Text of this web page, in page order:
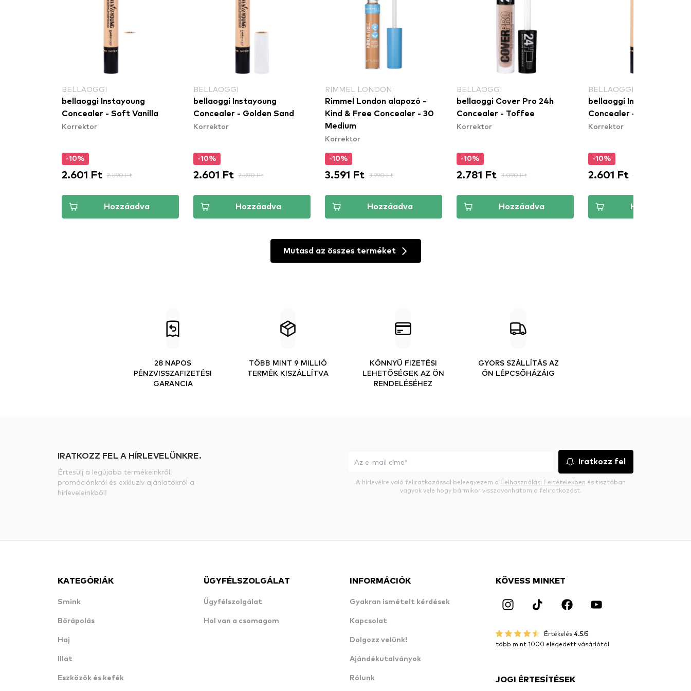
BELLAOGGI
bellaoggi Instayoung
Concealer - Soft Vanilla
Korrektor
-10%
2.601 Ft 2.890 Ft
Hozzáadva
BELLAOGGI
bellaoggi Instayoung
Concealer - Golden Sand
Korrektor
-10%
2.601 Ft 2.890 Ft
Hozzáadva
RIMMEL LONDON
Rimmel London alapozó -
Kind & Free Concealer - 30
Medium
Korrektor
-10%
3.591 Ft 3.990 Ft
Hozzáadva
BELLAOGGI
bellaoggi Cover Pro 24h
Concealer - Toffee
Korrektor
-10%
2.781 Ft 3.090 Ft
Hozzáadva
BELLAOGGI
bellaoggi Instayoung
Concealer - Romantic
Korrektor
-10%
2.601 Ft 2.890 Ft
Hozzáadva
Mutasd az összes terméket
28 NAPOS
PÉNZVISSZAFIZETÉSI
GARANCIA
TÖBB MINT 9 MILLIÓ
TERMÉK KISZÁLLÍTVA
KÖNNYŰ FIZETÉSI
LEHETŐSÉGEK AZ ÖN
RENDELÉSÉHEZ
GYORS SZÁLLÍTÁS AZ
ÖN LÉPCSŐHÁZÁIG
IRATKOZZ FEL A HÍRLEVELÜNKRE.
Értesülj a legújabb termékeinkről,
promóciónkról és exkluzív ajánlatokról a
hírleveleinkből!
Iratkozz fel
A hírlevélre való feliratkozással beleegyezem a Felhasználási Feltételekben és tisztában
vagyok vele hogy bármikor visszavonhatom a feliratkozást.
KATEGÓRIÁK
Smink
Bőrápolás
Haj
Illat
Eszközök és kefék
ÜGYFÉLSZOLGÁLAT
Ügyfélszolgálat
Hol van a csomagom
INFORMÁCIÓK
Gyakran ismételt kérdések
Kapcsolat
Dolgozz velünk!
Ajándékutalványok
Rólunk
KÖVESS MINKET
Értékelés 4.5/5
több mint 1000 elégedett vásárlótól
JOGI ÉRTESÍTÉSEK